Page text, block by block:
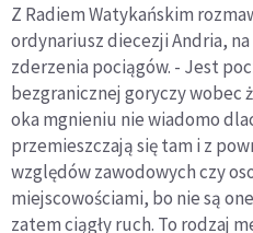
Z Radiem Watykańskim
ordynariusz diecezji Andria,
zderzenia pociągów. - Jest
bezgranicznej goryczy wobec
oka mgnieniu nie wiadomo
przemieszczają się tam i z
względów zawodowych czy
miejscowościami, bo nie są
zatem ciągły ruch. To rodzaj